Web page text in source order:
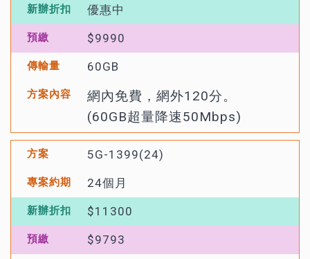
優惠中
$9990
60GB
網內免費，網外120分。
(60GB超量降速50Mbps)
5G-1399(24)
24個月
$11300
$9793